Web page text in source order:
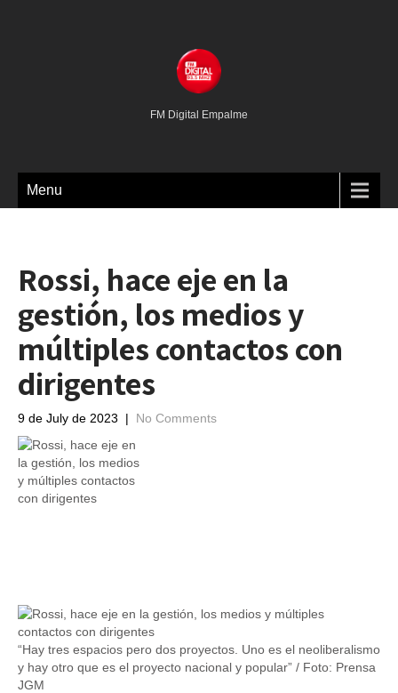
FM Digital Empalme
Menu
Rossi, hace eje en la
gestión, los medios y
múltiples contactos con
dirigentes
9 de July de 2023 | No Comments
“Hay tres espacios pero dos proyectos. Uno es el neoliberalismo
y hay otro que es el proyecto nacional y popular” / Foto: Prensa
JGM